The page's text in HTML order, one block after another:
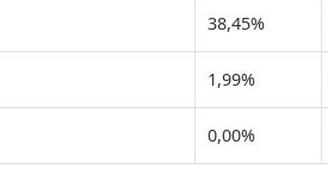
38,45%
1,99%
0,00%